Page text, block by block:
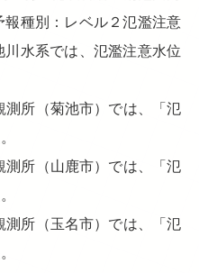
報種別：レベル２氾濫注意
水系では、氾濫注意水位
測所（菊池市）では、「氾
測所（山鹿市）では、「氾
測所（玉名市）では、「氾